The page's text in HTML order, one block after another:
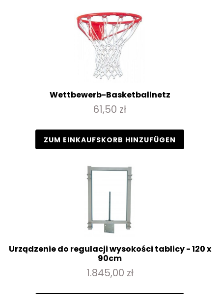
Wettbewerb-Basketballnetz
61,50 zł
ZUM EINKAUFSKORB HINZUFÜGEN
Urządzenie do regulacji wysokości tablicy - 120 x
90cm
1.845,00 zł